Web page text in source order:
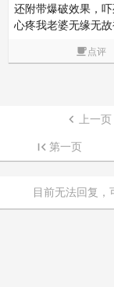
还附带爆破效果，吓
心疼我老婆无缘无故
点评
 上一页
第一页
目前无法回复